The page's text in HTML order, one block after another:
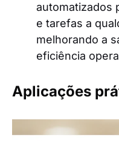
automatizados
e tarefas a
melhorando a
eficiência
Aplicações